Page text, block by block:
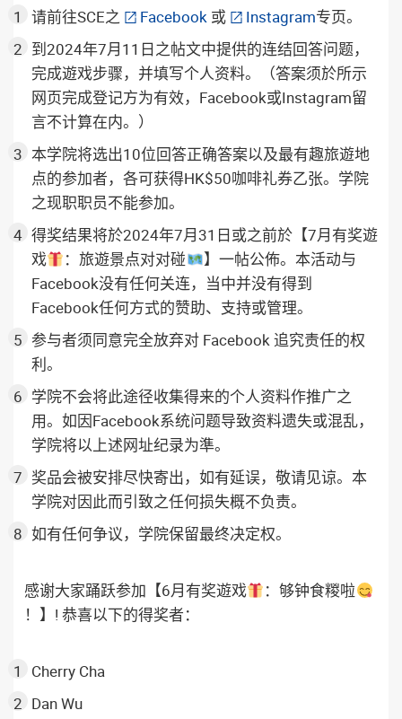
请前往SCE之 Facebook 或 Instagram专页。
到2024年7月11日之帖文中提供的连结回答问题，
完成遊戏步骤，并填写个人资料。（答案须於所示
网页完成登记方为有效，Facebook或Instagram留
言不计算在内。）
本学院将选出10位回答正确答案以及最有趣旅遊地
点的参加者，各可获得HK$50咖啡礼券乙张。学院
之现职职员不能参加。
得奖结果将於2024年7月31日或之前於【7月有奖遊
戏
：旅遊景点对对碰
】一帖公佈。本活动与
Facebook没有任何关连，当中并没有得到
Facebook任何方式的赞助、支持或管理。
参与者须同意完全放弃对 Facebook 追究责任的权
利。
学院不会将此途径收集得来的个人资料作推广之
用。如因Facebook系统问题导致资料遗失或混乱，
学院将以上述网址纪录为準。
奖品会被安排尽快寄出，如有延误，敬请见谅。本
学院对因此而引致之任何损失概不负责。
如有任何争议，学院保留最终决定权。
感谢大家踊跃参加【6月有奖遊戏
：够钟食糉啦
！】! 恭喜以下的得奖者：
Cherry Cha
Dan Wu